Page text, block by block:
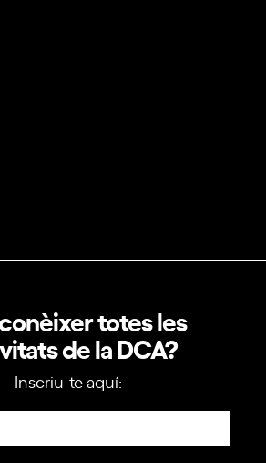
totes les
de la DCA?
Inscriu-te aquí: